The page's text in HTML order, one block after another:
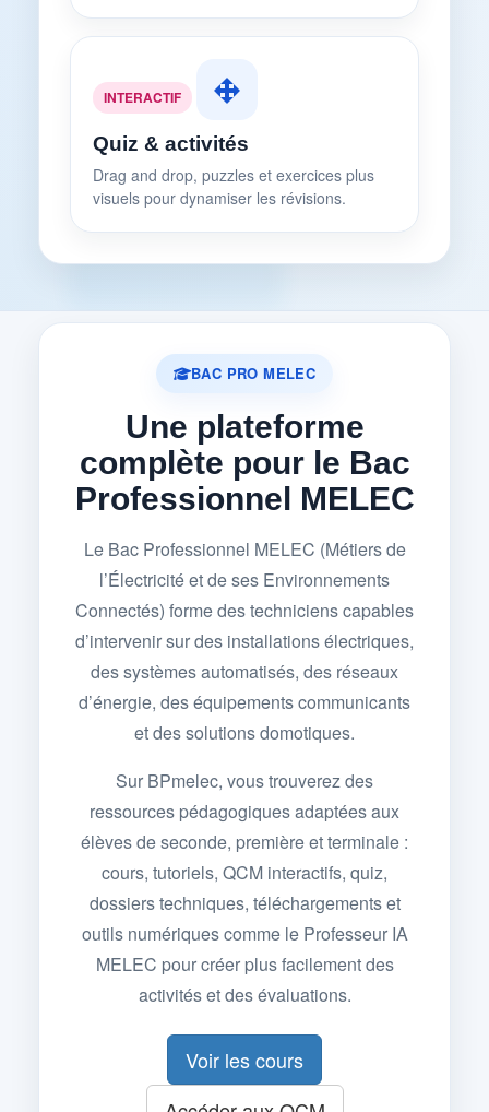
INTERACTIF
Quiz & activités
Drag and drop, puzzles et exercices plus
visuels pour dynamiser les révisions.
BAC PRO MELEC
Une plateforme
complète pour le Bac
Professionnel MELEC
Le Bac Professionnel MELEC (Métiers de
l’Électricité et de ses Environnements
Connectés) forme des techniciens capables
d’intervenir sur des installations électriques,
des systèmes automatisés, des réseaux
d’énergie, des équipements communicants
et des solutions domotiques.
Sur BPmelec, vous trouverez des
ressources pédagogiques adaptées aux
élèves de seconde, première et terminale :
cours, tutoriels, QCM interactifs, quiz,
dossiers techniques, téléchargements et
outils numériques comme le Professeur IA
MELEC pour créer plus facilement des
activités et des évaluations.
Voir les cours